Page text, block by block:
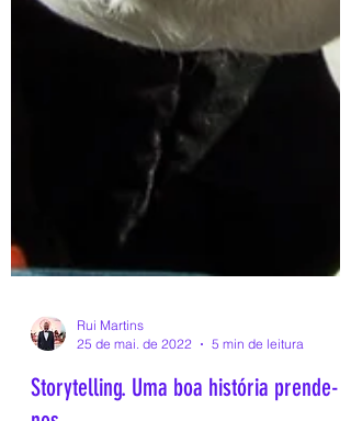
Rui Martins
25 de mai. de 2022
5 min de leitura